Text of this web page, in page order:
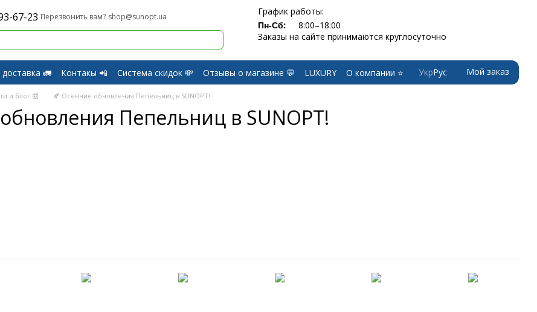
67-23 Перезвонить вам? shop@sunopt.ua График работы:
Пн-Сб:
8:00–18:00
Заказы на сайте принимаются круглосуточно
🚛 Контакы 📲 Система скидок 💸 Отзывы о магазине 💬 LUXURY
О компании ⭐
УкрРус Мой заказ
и блог 📰 🍂 Осенние обновления Пепельниц в SUNOPT!
Пепельниц в SUNOPT!